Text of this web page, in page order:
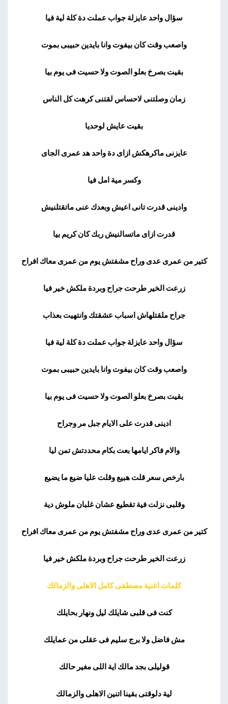
سؤال واحد عايزلة جواب عملت دة كلة لية فيا
واصعب وقت كان بيفوت وانا بايدين حبيبى بموت
بقيت بصرخ بعلو الصوت ولا حسيت فى يوم بيا
زمان وصلتنى لاحساس لقتنى كرهت كل الناس
بقيت عايش لوحديا
عايزنى ماكرهكش ازاى دة واحد هد عمرى الجاى
وكسر مية امل فيا
وادينى قدرت تانى اعيش وبعدك عنى ماتقتلنيش
قدرت ازاى ماتسالنيش ربك كان كريم بيا
كتير من عمرى عدى وراح مشفتش يوم من عمرى معاك افراح
زرعت الخير طرحت جراح وبردة ملكش خير فيا
جراح ملقتلهاش اسباب عشقتك وانتهيت بعذاب
سؤال واحد عايزلة جواب عملت دة كلة لية فيا
واصعب وقت كان بيفوت وانا بايدين حبيبى بموت
بقيت بصرخ بعلو الصوت ولا حسيت فى يوم بيا
ادينى قدرت على الايام جبل مر وجراح
والام فاكر ايامها بعت بكام محددتش تمن ليا
بارخص سعر قلت هبيع وقلت عليا ضيع ما يضيع
وقلبى نزلت فية تقطيع عشان غلبان ملوش دية
كتير من عمرى عدى وراح مشفتش يوم من عمرى معاك افراح
زرعت الخير طرحت جراح وبردة ملكش خير فيا
كلمات اغنية مصطفى كامل الاهلى والزمالك
كنت فى قلبى شايلك ليل ونهار بحايلك
مش فاضل ولا برج سليم فى عقلى من عمايلك
قوليلى بجد مالك اية اللى مغير حالك
لية دلوقتى بقينا اتنين الاهلى والزمالك